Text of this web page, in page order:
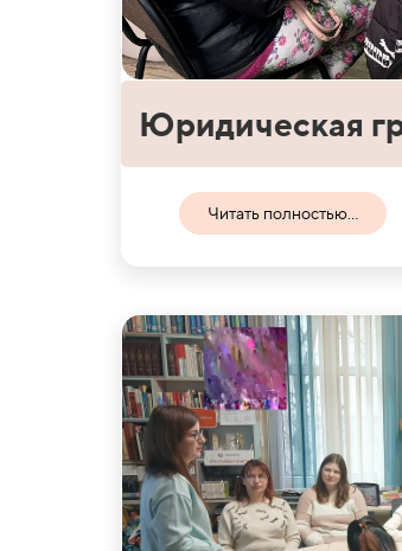
Юридическая
Читать полностью...